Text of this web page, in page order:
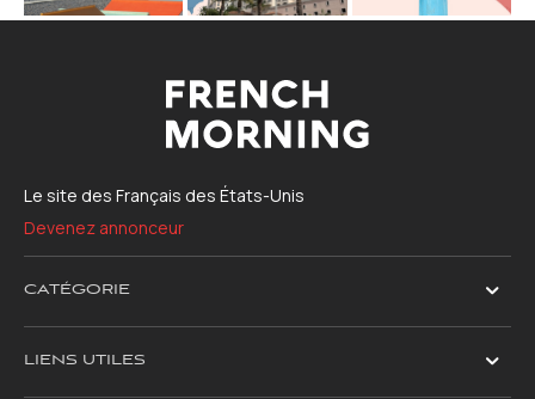
Le site des Français des États-Unis
Devenez annonceur
CATÉGORIE
LIENS UTILES